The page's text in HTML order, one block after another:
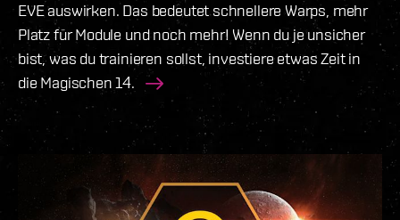
EVE auswirken. Das bedeutet schnellere Warps, mehr
Platz für Module und noch mehr! Wenn du je unsicher
bist, was du trainieren sollst, investiere etwas Zeit in
die Magischen 14.